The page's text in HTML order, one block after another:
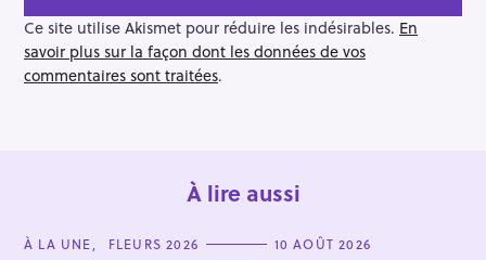
a
t
i
o
Ce site utilise Akismet pour réduire les indésirables. En
savoir plus sur la façon dont les données de vos
commentaires sont traitées.
À lire aussi
C
À LA UNE FLEURS 2026 10 AOÛT 2026